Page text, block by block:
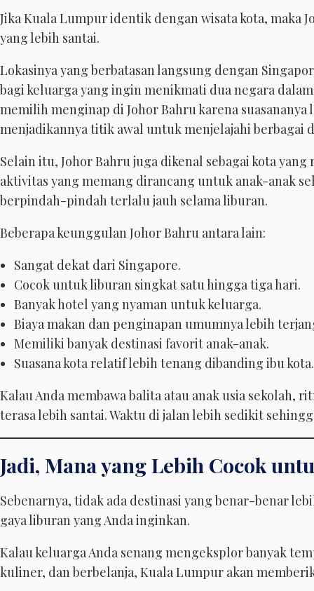
Jika Kuala Lumpur identik dengan wisata kota, maka
yang lebih santai.
Lokasinya yang berbatasan langsung dengan
bagi keluarga yang ingin menikmati dua negara
memilih menginap di Johor Bahru karena
menjadikannya titik awal untuk menjelajahi berbagai
Selain itu, Johor Bahru juga dikenal sebagai kota
aktivitas yang memang dirancang untuk anak-anak
berpindah-pindah terlalu jauh selama liburan.
Beberapa keunggulan Johor Bahru antara lain:
Sangat dekat dari Singapore.
Cocok untuk liburan singkat satu hingga tiga hari.
Banyak hotel yang nyaman untuk keluarga.
Biaya makan dan penginapan umumnya lebih
Memiliki banyak destinasi favorit anak-anak.
Suasana kota relatif lebih tenang dibanding ibu kota.
Kalau Anda membawa balita atau anak usia sekolah,
terasa lebih santai. Waktu di jalan lebih sedikit
Jadi, Mana yang Lebih Cocok
Sebenarnya, tidak ada destinasi yang benar-benar
gaya liburan yang Anda inginkan.
Kalau keluarga Anda senang mengeksplor banyak
kuliner, dan berbelanja, Kuala Lumpur akan